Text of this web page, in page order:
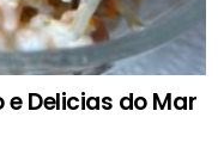
Delicias do Mar